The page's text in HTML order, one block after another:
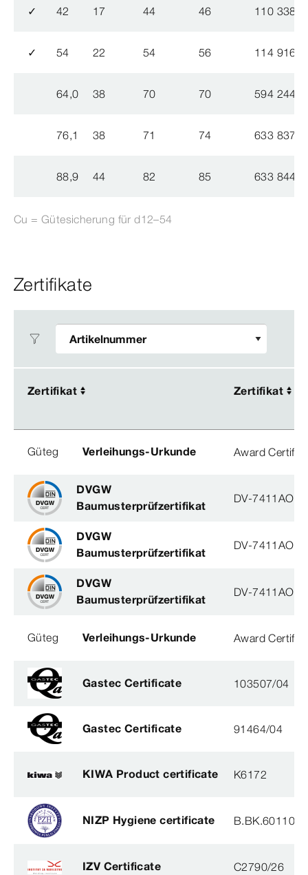
✓ 42 17 44 46 110 338
✓ 54 22 54 56 114 916
64,0 38 70 70 594 244
76,1 38 71 74 633 837
88,9 44 82 85 633 844
Cu = Gütesicherung für d12–54
Zertifikate
Zertifikat Zertifikat
Zertifikat Zertifikat
Güteg Verleihungs-Urkunde Award
DVGW
Baumusterprüfzertifikat
DV-
DVGW
Baumusterprüfzertifikat
DV-
DVGW
Baumusterprüfzertifikat
DV-
Güteg Verleihungs-Urkunde Award
Gastec Certificate 103507/04
Gastec Certificate 91464/04
KIWA Product certificate K6172
NIZP Hygiene certificate
IZV Certificate C2790/26